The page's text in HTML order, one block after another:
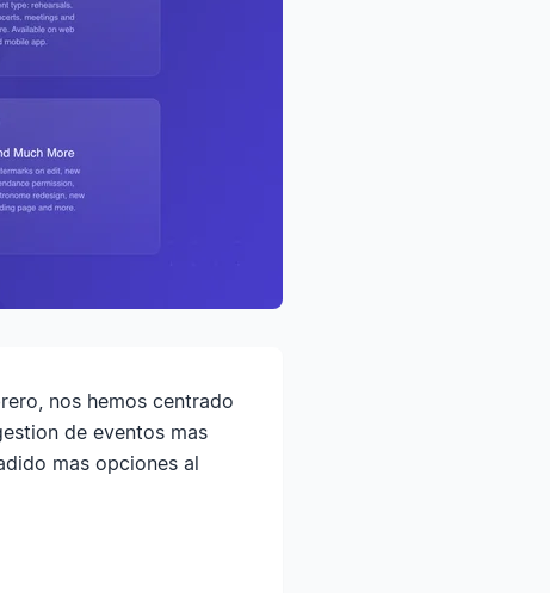
nos hemos centrado
de eventos mas
mas opciones al